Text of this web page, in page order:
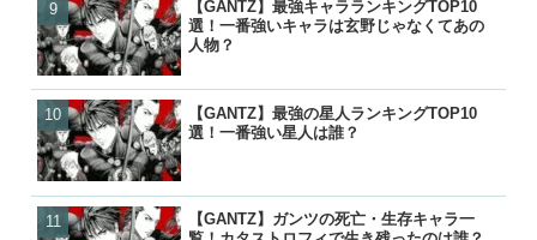
【GANTZ】最強キャラランキングTOP10
選！一番強いキャラは玄野じゃなくてあの
人物？
【GANTZ】最強の星人ランキングTOP10
選！一番強い星人は誰？
【GANTZ】ガンツの死亡・生存キャラ一
【GANTZ】最強キャララン
選！一番強いキャラは玄野
【GANTZ】最強の星人ラン
選！一番強い星人は誰？
【GANTZ】ガンツの死亡・
【GANTZ】最強の星人ラン
選！一番強い星人は誰？
【GANTZ】最強キャララン
選！一番強いキャラは玄野
【GANTZ】ガンツの死亡・
【BLEACH】護廷十三隊の
覧！初代から10年後まで歴
【BLEACH】零番隊は死亡
後が小説で判明！
【ワンピース】ローが敗北